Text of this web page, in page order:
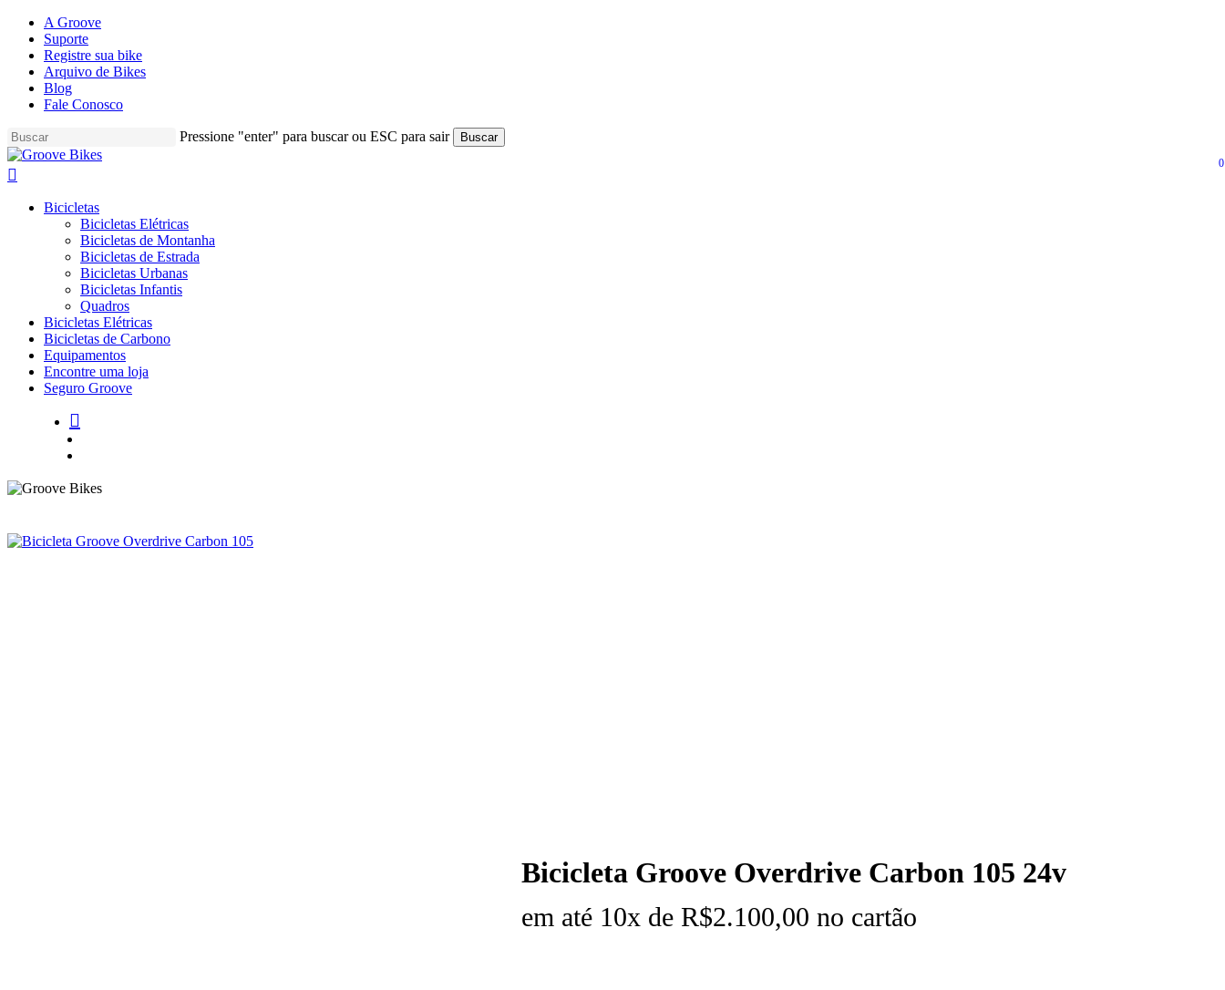
Skip
main
content
A Groove
Suporte
Registre sua bike
Arquivo de Bikes
Blog
Fale Conosco
Pressione "enter" para buscar ou ESC para sair Buscar
Close
Search
0
Bicicletas
Bicicletas Elétricas
Bicicletas de Montanha
Bicicletas de Estrada
Bicicletas Urbanas
Bicicletas Infantis
Quadros
Bicicletas Elétricas
Bicicletas de Carbono
Equipamentos
Encontre uma loja
Seguro Groove
Bicicleta Groove Overdrive Carbon 105 24v
em até 10x deR$2.100,00 no cartão